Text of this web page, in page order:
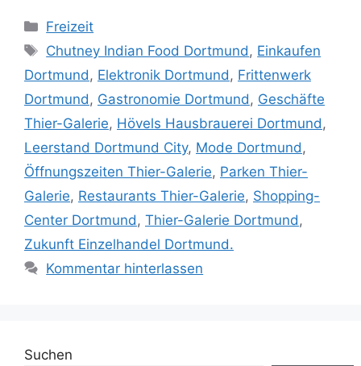
Kategorien
Freizeit
Schlagwörter
Chutney Indian Food Dortmund, Einkaufen
Dortmund, Elektronik Dortmund, Frittenwerk
Dortmund, Gastronomie Dortmund, Geschäfte
Thier-Galerie, Hövels Hausbrauerei Dortmund,
Leerstand Dortmund City, Mode Dortmund,
Öffnungszeiten Thier-Galerie, Parken Thier-
Galerie, Restaurants Thier-Galerie, Shopping-
Center Dortmund, Thier-Galerie Dortmund,
Zukunft Einzelhandel Dortmund.
Kommentar hinterlassen
Suchen